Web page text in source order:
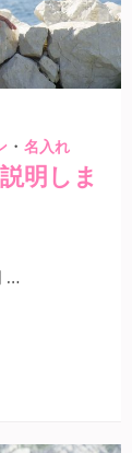
・ 名入れ
明しま
…